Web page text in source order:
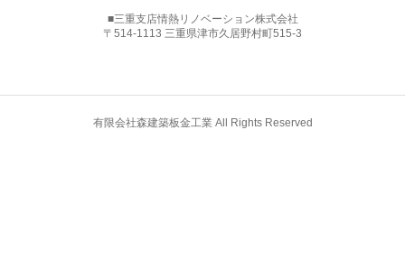
■三重支店情熱リノベーション株式会社
〒514-1113 三重県津市久居野村町515-3
有限会社森建築板金工業 All Rights Reserved